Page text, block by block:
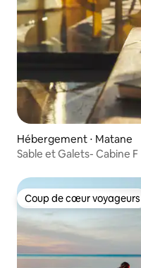
Hébergement ⋅ Matane
Sable et Galets- Cabine F
Coup de cœur voyageurs
Coup de cœur voyageurs